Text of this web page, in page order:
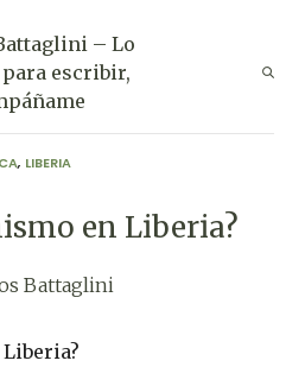
, LIBERIA
en Liberia?
Battaglini